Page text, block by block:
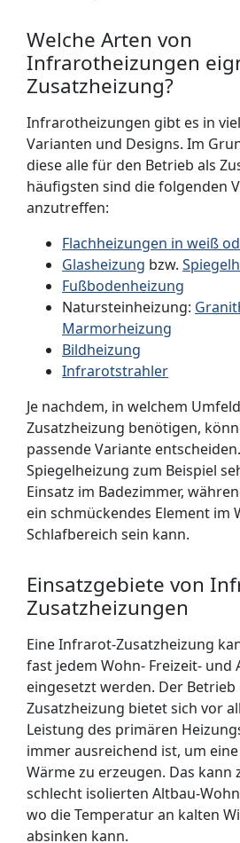
Welche Arten von
Infrarotheizungen
Zusatzheizung?
Infrarotheizungen gibt es in
Varianten und Designs. Im
diese alle für den Betrieb als
häufigsten sind die folgenden
anzutreffen:
Flachheizungen in weiß
Glasheizung bzw.
Fußbodenheizung
Natursteinheizung:
Marmorheizung
Bildheizung
Infrarotstrahler
Je nachdem, in welchem
Zusatzheizung benötigen,
passende Variante
Spiegelheizung zum Beispiel
Einsatz im Badezimmer,
ein schmückendes Element im
Schlafbereich sein kann.
Einsatzgebiete von
Zusatzheizungen
Eine Infrarot-Zusatzheizung
fast jedem Wohn- Freizeit- und
eingesetzt werden. Der Betrieb
Zusatzheizung bietet sich vor
Leistung des primären
immer ausreichend ist, um
Wärme zu erzeugen. Das kann
schlecht isolierten Altbau-
wo die Temperatur an kalten
absinken kann.